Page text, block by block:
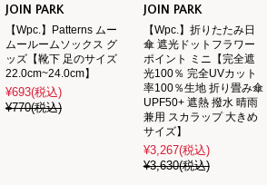
JOIN PARK
【Wpc.】Patterns ムー
ムールームソックス グ
ッズ【靴下 足のサイズ
22.0cm~24.0cm】
¥693(税込)
¥770(税込)
JOIN PARK
【Wpc.】折りたたみ日
傘 遮光ドットフラワー
ポイント ミニ【完全遮
光100％ 完全UVカット
率100％生地 折り畳み傘
UPF50+ 遮熱 撥水 晴雨
兼用 スカラップ 大きめ
サイズ】
¥3,267(税込)
¥3,630(税込)